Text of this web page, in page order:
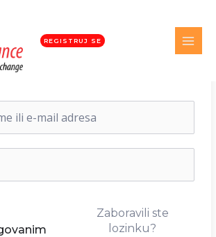
REGISTRUJ SE
Zaboravili ste
lozinku?